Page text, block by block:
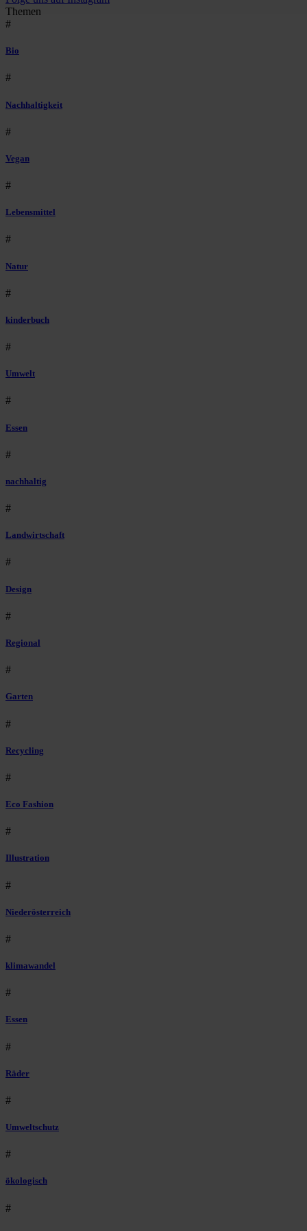
Themen
#
Bio
#
Nachhaltigkeit
#
Vegan
#
Lebensmittel
#
Natur
#
kinderbuch
#
Umwelt
#
Essen
#
nachhaltig
#
Landwirtschaft
#
Design
#
Regional
#
Garten
#
Recycling
#
Eco Fashion
#
Illustration
#
Niederösterreich
#
klimawandel
#
Essen
#
Räder
#
Umweltschutz
#
ökologisch
#